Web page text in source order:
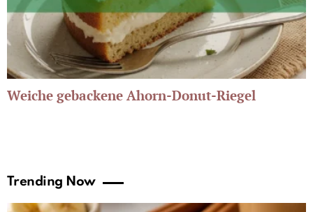
Weiche gebackene Ahorn-Donut-Riegel
Trending Now